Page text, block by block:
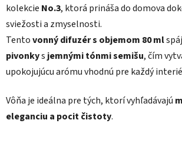
kolekcie No.3, ktorá prináša do domova
sviežosti a zmyselnosti.
Tentovonný difuzér s objemom 80 ml
pivonkys jemnými tónmi semišu, čím
upokojujúcu arómu vhodnú pre každý
Vôňa je ideálna pre tých, ktorí vyhľadávajú
eleganciu a pocit čistoty.